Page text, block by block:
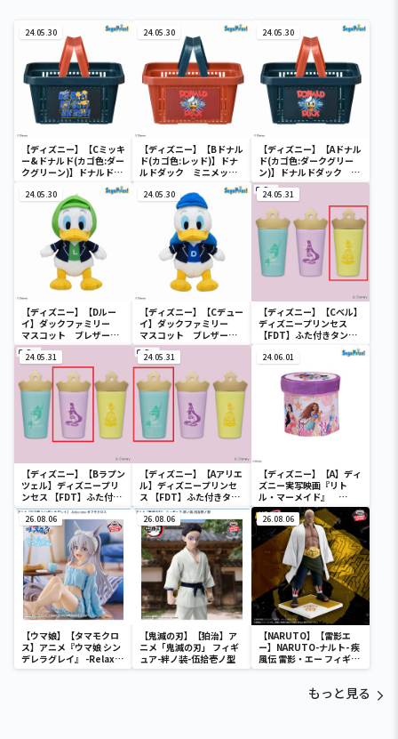
24.05.30
【ディズニー】【Cミッキ
ー&ドナルド(カゴ色:ダー
クグリーン)】ドナルドダ
ック ミニメッシュカゴ
24.05.30
【ディズニー】【Bドナル
ド(カゴ色:レッド)】ドナ
ルドダック ミニメッシ
24.05.30
【ディズニー】【Aドナル
ド(カゴ色:ダークグリー
ン)】ドナルドダック ミ
ニメッシュカゴ
24.05.30
【ディズニー】【Dルー
イ】ダックファミリー
マスコット ブレザーコ
スチューム
24.05.30
【ディズニー】【Cデュー
イ】ダックファミリー
マスコット ブレザーコ
スチューム
24.05.31
【ディズニー】【Cベル】
ディズニープリンセス
【FDT】ふた付きタンブ
24.05.31
【ディズニー】【Bラプン
ツェル】ディズニープリ
ンセス 【FDT】ふた付き
タンブラー
24.05.31
【ディズニー】【Aアリエ
ル】ディズニープリンセ
ス 【FDT】ふた付きタン
ブラー
24.06.01
【ディズニー】【A】ディ
ズニー実写映画『リト
ル・マーメイド』
[PtZ]折り畳みボックス
チェアー
26.08.06
【ウマ娘】【タマモクロ
ス】アニメ『ウマ娘 シン
デレラグレイ』 -Relax
time-タマモクロス
26.08.06
【鬼滅の刃】【狛治】ア
ニメ「鬼滅の刃」 フィギ
ュア-絆ノ装-伍拾壱ノ型
26.08.06
【NARUTO】【雷影エ
ー】NARUTO-ナルト- 疾
風伝 雷影・エー フィギュ
ア～五影集結…!!～
もっと見る